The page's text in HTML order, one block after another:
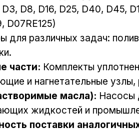
D8, D16, D25, D40, D45,
D07RE125)
для различных задач:
части: Комплекты
и нагнетательные
масла): Насосы
жидкостей и
поставки